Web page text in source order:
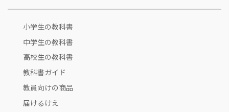
小学生の教科書
中学生の教科書
高校生の教科書
教科書ガイド
教員向けの商品
届けるけえ